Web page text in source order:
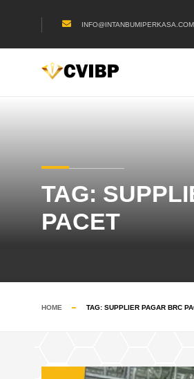
INFO@INTANBUMIPERKASA.COM
TAG:
PACET
HOME TAG: SUPPLIER PAGAR BRC